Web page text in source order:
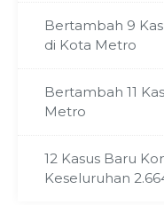
Bertambah 9
di Kota Metro
Bertambah 11
Metro
12 Kasus Baru
Keseluruhan